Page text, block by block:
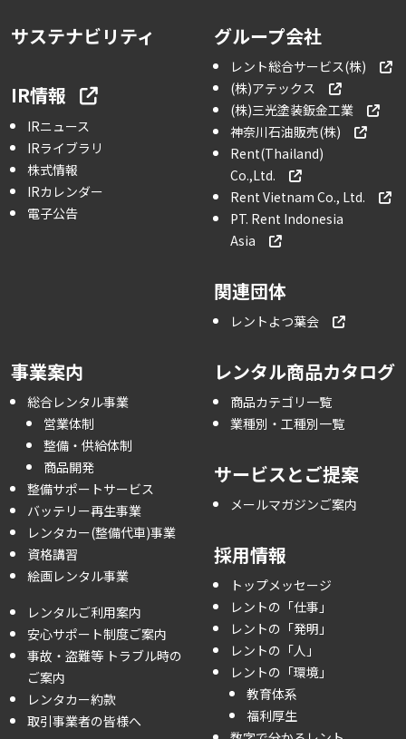
サステナビリティ
IR情報
IRニュース
IRライブラリ
株式情報
IRカレンダー
電子公告
グループ会社
レント総合サービス(株)
(株)アテックス
(株)三光塗装鈑金工業
神奈川石油販売(株)
Rent(Thailand)
Co.,Ltd.
Rent Vietnam Co., Ltd.
PT. Rent Indonesia
Asia
関連団体
レントよつ葉会
事業案内
総合レンタル事業
営業体制
整備・供給体制
商品開発
整備サポートサービス
バッテリー再生事業
レンタカー(整備代車)事業
資格講習
絵画レンタル事業
レンタルご利用案内
安心サポート制度ご案内
事故・盗難等 トラブル時の
ご案内
レンタカー約款
取引事業者の皆様へ
レンタル商品カタログ
商品カテゴリ一覧
業種別・工種別一覧
サービスとご提案
メールマガジンご案内
採用情報
トップメッセージ
レントの「仕事」
レントの「発明」
レントの「人」
レントの「環境」
教育体系
福利厚生